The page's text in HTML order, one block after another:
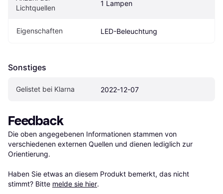
Lichtquellen
1 Lampen
Eigenschaften LED-Beleuchtung
Sonstiges
Gelistet bei Klarna 2022-12-07
Feedback
Die oben angegebenen Informationen stammen von
verschiedenen externen Quellen und dienen lediglich zur
Orientierung.
Haben Sie etwas an diesem Produkt bemerkt, das nicht
stimmt? Bitte melde sie hier.